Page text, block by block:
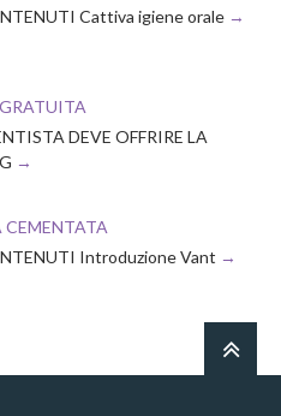
Cattiva igiene orale
DEVE OFFRIRE LA
CEMENTATA
Introduzione Vant